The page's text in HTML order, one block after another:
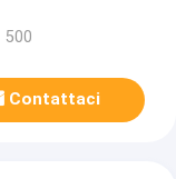
500
Contattaci